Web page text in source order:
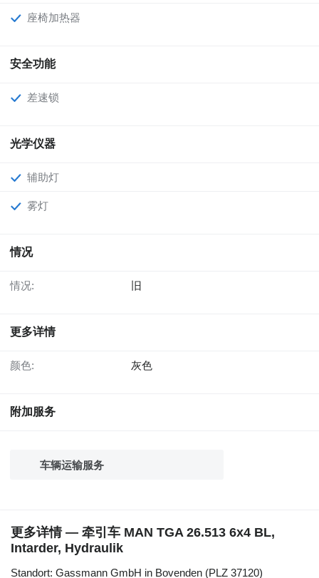
座椅加热器
安全功能
差速锁
光学仪器
辅助灯
雾灯
情况
情况: 旧
更多详情
颜色: 灰色
附加服务
车辆运输服务
更多详情 — 牵引车 MAN TGA 26.513 6x4 BL,
Intarder, Hydraulik
Standort: Gassmann GmbH in Bovenden (PLZ 37120)